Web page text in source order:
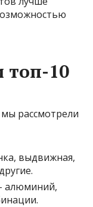
10
мы рассмотрели
выдвижная,
алюминий,